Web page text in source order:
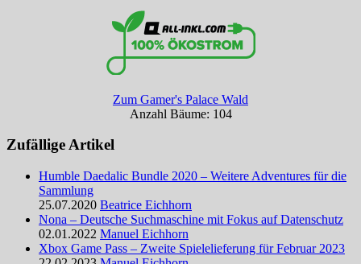
Zum Gamer's Palace Wald
Anzahl Bäume: 104
Zufällige Artikel
Humble Daedalic Bundle 2020 – Weitere Adventures für die
Sammlung
25.07.2020 Beatrice Eichhorn
Nona – Deutsche Suchmaschine mit Fokus auf Datenschutz
02.01.2022 Manuel Eichhorn
Xbox Game Pass – Zweite Spielelieferung für Februar 2023